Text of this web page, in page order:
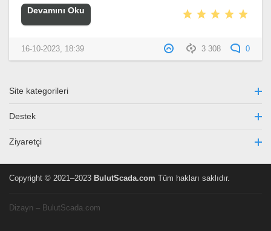
Devamını Oku
3 308 0
16-10-2023, 18:39
Site kategorileri
Destek
Ziyaretçi
Copyright © 2021–2023 BulutScada.com Tüm hakları saklıdır.
Dizayn – BulutScada.com